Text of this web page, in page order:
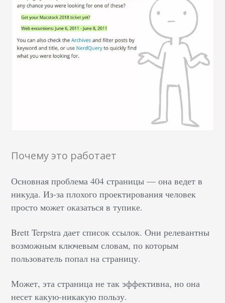
Почему это работает
Основная проблема 404 страницы — она ведет в
никуда. Из-за плохого проектирования человек
просто может оказаться в тупике.
Brett Terpstra дает список ссылок. Они релевантны
возможным ключевым словам, по которым
пользователь попал на страницу.
Может, эта страница не так эффективна, но она
несет какую-никакую пользу.